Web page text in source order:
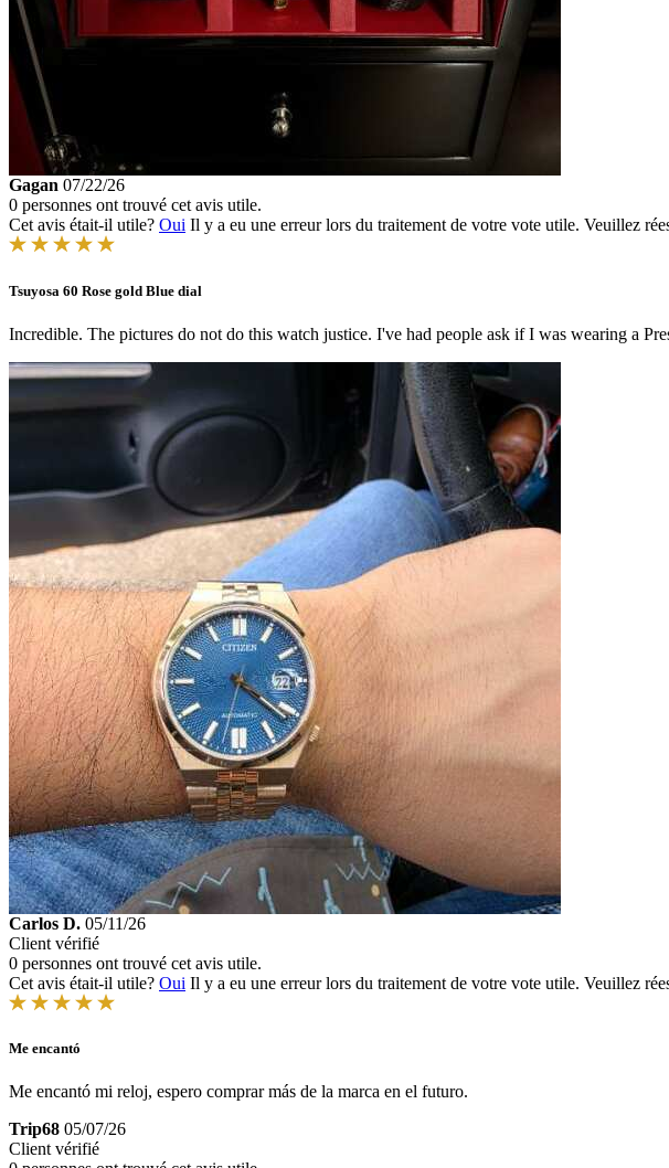
Gagan 07/22/26
0 personnes ont trouvé cet avis utile.
Cet avis était-il utile? Oui Il y a eu une erreur lors du traitement de votre vote utile. Veuillez
Tsuyosa 60 Rose gold Blue dial
Incredible. The pictures do not do this watch justice. I've had people ask if I was wearing a
Carlos D. 05/11/26
Client vérifié
0 personnes ont trouvé cet avis utile.
Cet avis était-il utile? Oui Il y a eu une erreur lors du traitement de votre vote utile. Veuillez
Me encantó
Me encantó mi reloj, espero comprar más de la marca en el futuro.
Trip68 05/07/26
Client vérifié